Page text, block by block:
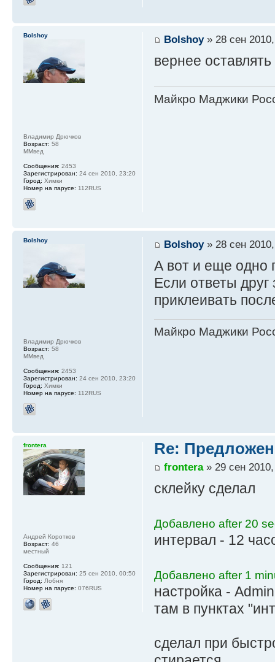
Bolshoy» 28 сен
вернее
Майкро Маджики
Bolshoy
Владимир Дрючков
Возраст: 58
ММвед
Сообщения: 2453
Зарегистрирован: 24 сен 2010, 23:20
Город: Химки
Номер на парусе: 112RUS
Bolshoy» 28 сен
А вот и еще одно
Если ответы друг
приклеивать
Майкро Маджики
Bolshoy
Владимир Дрючков
Возраст: 58
ММвед
Сообщения: 2453
Зарегистрирован: 24 сен 2010, 23:20
Город: Химки
Номер на парусе: 112RUS
Re:
frontera» 29 сен 2010,
склейку сделал
Добавлено after 20
интервал - 12
Добавлено after 1
настройка -
там в пунктах
сделал при
frontera
Андрей Коротков
Возраст: 46
местный
Сообщения: 121
Зарегистрирован: 25 сен 2010, 00:50
Город: Лобня
Номер на парусе: 076RUS